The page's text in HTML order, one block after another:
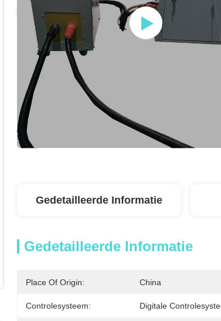
Gedetailleerde Informatie
Gedetailleerde Informatie
Place Of Origin: China
Controlesysteem: Digitale